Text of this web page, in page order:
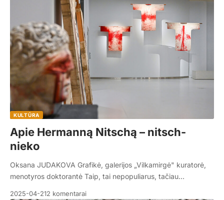
KULTŪRA
Apie Hermanną Nitschą – nitsch-
nieko
Oksana JUDAKOVA Grafikė, galerijos „Vilkamirgė" kuratorė,
menotyros doktorantė Taip, tai nepopuliarus, tačiau…
2025-04-212 komentarai